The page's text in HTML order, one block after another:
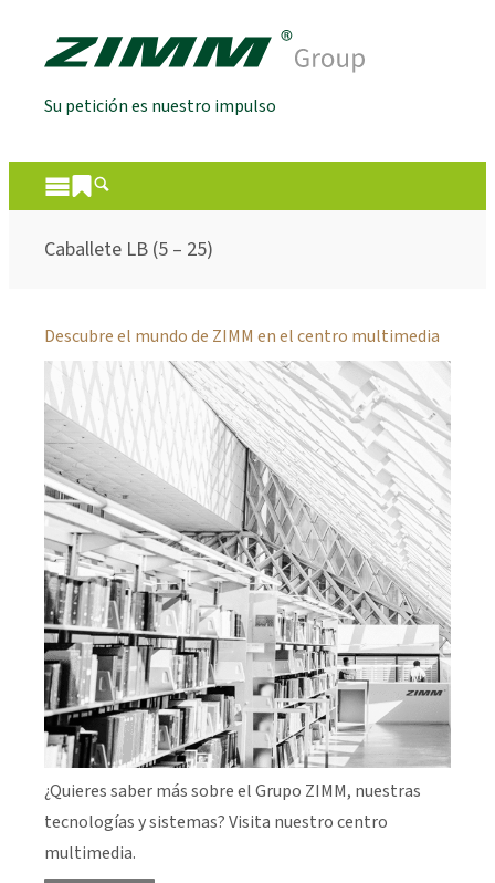
Su petición es nuestro impulso
Caballete LB (5 – 25)
Descubre el mundo de ZIMM en el centro multimedia
¿Quieres saber más sobre el Grupo ZIMM, nuestras
tecnologías y sistemas? Visita nuestro centro
multimedia.